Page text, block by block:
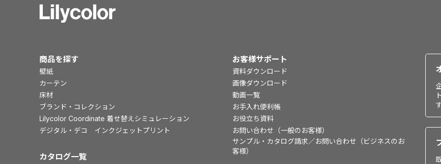
商品を探す
壁紙
カーテン
床材
ブランド・コレクション
Lilycolor Coordinate 着せ替えシミュレーション
デジタル・デコ インクジェットプリント
カタログ一覧
お客様サポート
資料ダウンロード
画像ダウンロード
動画一覧
お手入れ便利帳
お役立ち資料
お問い合わせ（一般のお客様）
サンプル・カタログ請求／お問い合わせ（ビジネスのお
客様）